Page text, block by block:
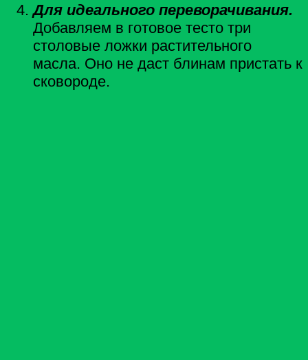
Для идеального переворачивания.
Добавляем в готовое тесто три
столовые ложки растительного
масла. Оно не даст блинам пристать к
сковороде.